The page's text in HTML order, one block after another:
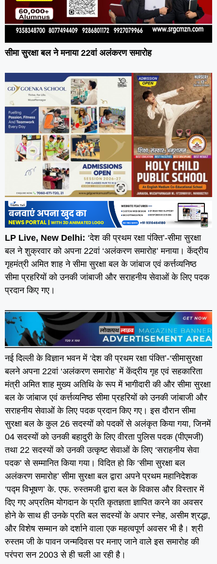
सीमा सुरक्षा बल ने मनाया 22वां अलंकरण समारोह
LP Live, New Delhi: ‘देश की प्रथम रक्षा पंक्ति’-सीमा सुरक्षा
बल ने शुक्रवार को अपना 22वां ‘अलंकरण समारोह’ मनाया। केंद्रीय
गृहमंत्री अमित शाह ने सीमा सुरक्षा बल के जांबाज एवं कर्त्तव्यनिष्ठ
सीमा प्रहरियों को उनकी जांबाजी और सराहनीय सेवाओं के लिए पदक
प्रदान किए गए।
नई दिल्ली के विज्ञान भवन में ‘देश की प्रथम रक्षा पंक्ति’-‘सीमासुरक्षा
बलने अपना 22वां ‘अलंकरण समारोह’ में केंद्रीय गृह एवं सहकारिता
मंत्री अमित शाह मुख्य अतिथि के रूप में भागीदारी की और सीमा सुरक्षा
बल के जांबाज एवं कर्त्तव्यनिष्ठ सीमा प्रहरियों को उनकी जांबाजी और
सराहनीय सेवाओं के लिए पदक प्रदान किए गए। इस दौरान सीमा
सुरक्षा बल के कुल 26 सदस्यों को पदकों से अलंकृत किया गया, जिनमें
04 सदस्यों को उनकी बहादुरी के लिए वीरता पुलिस पदक (पीएमजी)
तथा 22 सदस्यों को उनकी उत्कृष्ट सेवाओं के लिए ‘सराहनीय सेवा
पदक’ से सम्मानित किया गया। विदित हो कि ‘सीमा सुरक्षा बल
अलंकरण समारोह’ सीमा सुरक्षा बल द्वारा अपने प्रथम महानिदेशक
‘पद्म विभूषण’ के. एफ. रुस्तमजी द्वारा बल के विकास और विस्तार में
दिए गए अप्रतिम योगदान के प्रति कृतज्ञता ज्ञापित करने का अवसर
होने के साथ ही उनके प्रति बल सदस्यों के अपार स्नेह, असीम श्रद्धा,
और विशेष सम्मान को दर्शाने वाला एक महत्वपूर्ण अवसर भी है। श्री
रुस्तम जी के पावन जन्मदिवस पर मनाए जाने वाले इस समारोह की
परंपरा सन 2003 से ही चली आ रही है।